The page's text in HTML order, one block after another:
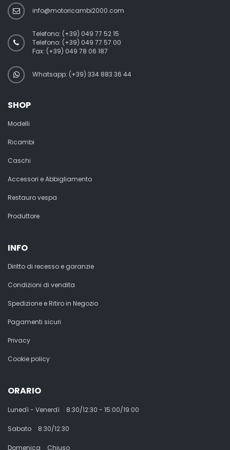
info@motoricambi2000.com
Telefono: (+39) 049 77 52 15
Telefono: (+39) 049 77 57 00
Fax: (+39) 049 78 06 187
Whatsapp: (+39) 334 883 36 44
SHOP
Modelli
Ricambi
Caschi
Accessori e Abbigliamento
Restauro vespa
Produttore
INFO
Diritto di recesso e garanzie
Condizioni di vendita
Spedizione e Ritiro in Negozio
Pagamenti sicuri
Privacy
Cookie policy
ORARIO
Lunedì - Venerdì 8:30/12:30 - 15:00/19:00
Sabato 8:30/12:30
Domenica Chiuso